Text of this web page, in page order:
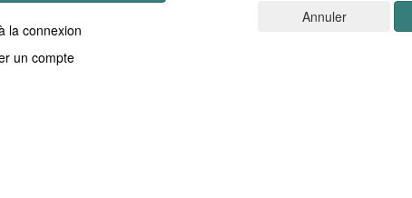
la connexion
un compte